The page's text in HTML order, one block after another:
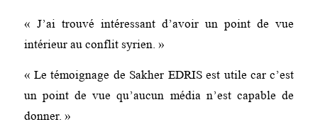
« J’ai trouvé intéressant d’avoir un point de vue
intérieur au conflit syrien. »
« Le témoignage de Sakher EDRIS est utile car c’est
un point de vue qu’aucun média n’est capable de
donner. »